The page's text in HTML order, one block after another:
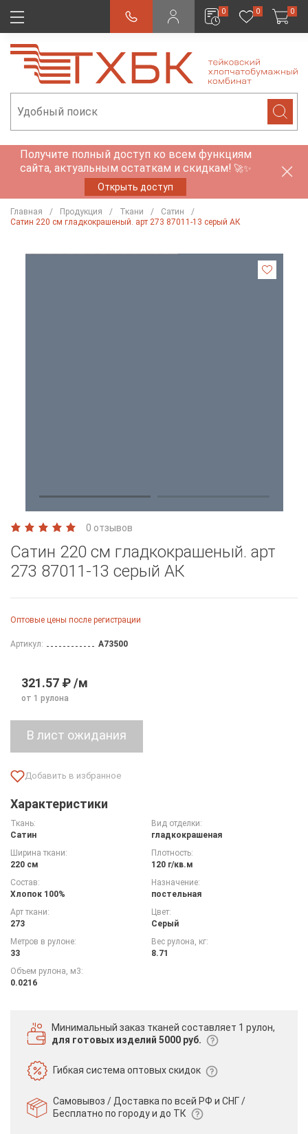
0 0 0
Получите полный доступ ко всем функциям
сайта, актуальным остаткам и скидкам! 🚀✨
Открыть доступ
Главная Продукция Ткани
Сатин
Сатин 220 см гладкокрашеный. арт 273 87011-13 серый АК
0 отзывов
Сатин 220 см гладкокрашеный. арт
273 87011-13 серый АК
Оптовые цены после регистрации
Артикул: A73500
321.57 ₽ /м
от 1 рулона
Характеристики
Ткань:
Сатин
Вид отделки:
гладкокрашеная
Ширина ткани:
220 см
Плотность:
120 г/кв.м
Состав:
Хлопок 100%
Назначение:
постельная
Арт ткани:
273
Цвет:
Серый
Метров в рулоне:
33
Вес рулона, кг:
8.71
Объем рулона, м3:
0.0216
Минимальный заказ тканей составляет 1 рулон,
для готовых изделий 5000 руб.
Гибкая системаоптовых скидок
Самовывоз / Доставка по всей РФ и СНГ /
Бесплатно по городу и до ТК